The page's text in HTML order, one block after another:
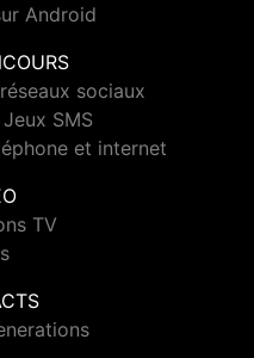
Android
sociaux
SMS
et internet
TV